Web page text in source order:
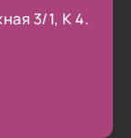
3/1, К 4.